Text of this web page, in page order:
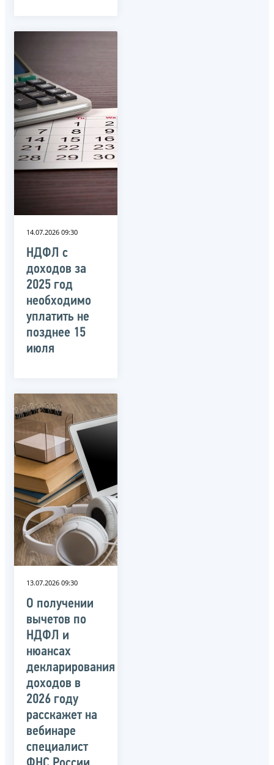
14.07.2026 09:30
НДФЛ с
доходов за
2025 год
необходимо
уплатить не
позднее 15
июля
13.07.2026 09:30
О получении
вычетов по
НДФЛ и
нюансах
декларирования
доходов в
2026 году
расскажет на
вебинаре
специалист